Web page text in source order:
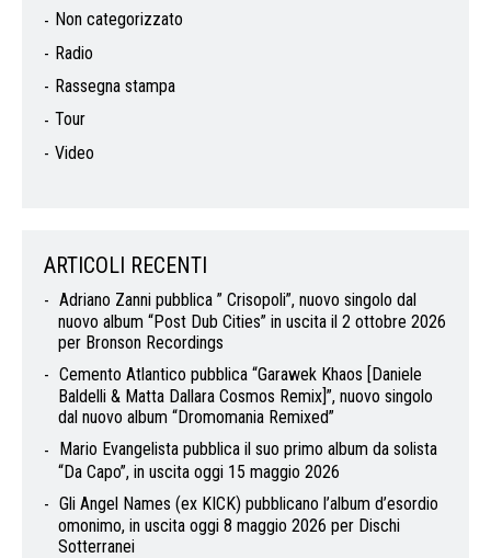
Non categorizzato
Radio
Rassegna stampa
Tour
Video
ARTICOLI RECENTI
Adriano Zanni pubblica ” Crisopoli”, nuovo singolo dal
nuovo album “Post Dub Cities” in uscita il 2 ottobre 2026
per Bronson Recordings
Cemento Atlantico pubblica “Garawek Khaos [Daniele
Baldelli & Matta Dallara Cosmos Remix]”, nuovo singolo
dal nuovo album “Dromomania Remixed”
Mario Evangelista pubblica il suo primo album da solista
“Da Capo”, in uscita oggi 15 maggio 2026
Gli Angel Names (ex KICK) pubblicano l’album d’esordio
omonimo, in uscita oggi 8 maggio 2026 per Dischi
Sotterranei